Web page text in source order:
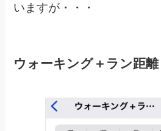
いますが・・・
ウォーキング＋ラン距離